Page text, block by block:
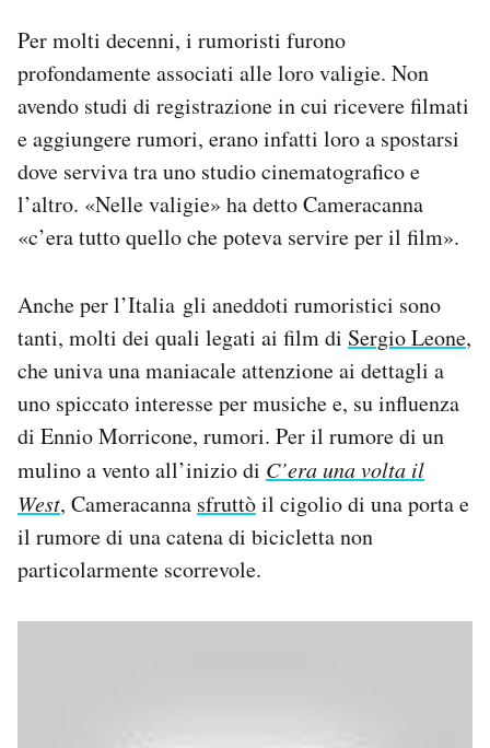
Per molti decenni, i rumoristi furono
profondamente associati alle loro valigie. Non
avendo studi di registrazione in cui ricevere filmati
e aggiungere rumori, erano infatti loro a spostarsi
dove serviva tra uno studio cinematografico e
l’altro. «Nelle valigie» ha detto Cameracanna
«c’era tutto quello che poteva servire per il film».
Anche per l’Italia gli aneddoti rumoristici sono
tanti, molti dei quali legati ai film di Sergio Leone,
che univa una maniacale attenzione ai dettagli a
uno spiccato interesse per musiche e, su influenza
di Ennio Morricone, rumori. Per il rumore di un
mulino a vento all’inizio di C’era una volta il
West, Cameracanna sfruttòil cigolio di una porta e
il rumore di una catena di bicicletta non
particolarmente scorrevole.